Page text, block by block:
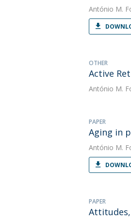
António M.
OTHER
Active
António M.
PAPER
Aging in
António M.
PAPER